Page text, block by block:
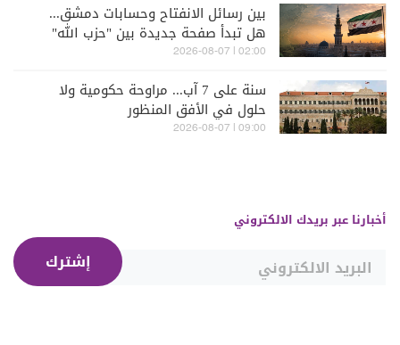
بين رسائل الانفتاح وحسابات دمشق...
هل تبدأ صفحة جديدة بين "حزب الله"
وسوريا - الشرع؟
02:00 | 2026-08-07
سنة على 7 آب... مراوحة حكومية ولا
حلول في الأفق المنظور
09:00 | 2026-08-07
أخبارنا عبر بريدك الالكتروني
إشترك